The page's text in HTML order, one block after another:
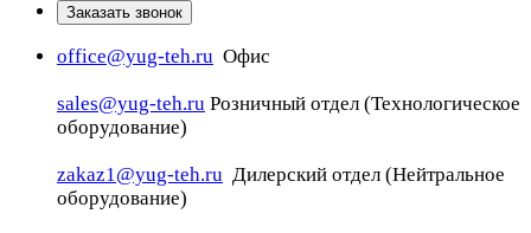
Заказать звонок
office@yug-teh.ru Офис
sales@yug-teh.ru Розничный отдел (Технологическое
оборудование)
zakaz1@yug-teh.ru Дилерский отдел (Нейтральное
оборудование)